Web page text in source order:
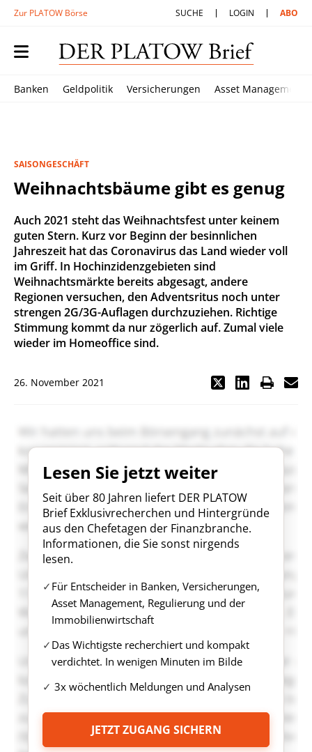
Zur PLATOW Börse SUCHE LOGIN ABO
Banken Geldpolitik Versicherungen Asset Management
SAISONGESCHÄFT
Weihnachtsbäume gibt es genug
Auch 2021 steht das Weihnachtsfest unter keinem
guten Stern. Kurz vor Beginn der besinnlichen
Jahreszeit hat das Coronavirus das Land wieder voll
im Griff. In Hochinzidenzgebieten sind
Weihnachtsmärkte bereits abgesagt, andere
Regionen versuchen, den Adventsritus noch unter
strengen 2G/3G-Auflagen durchzuziehen. Richtige
Stimmung kommt da nur zögerlich auf. Zumal viele
wieder im Homeoffice sind.
26. November 2021
Lesen Sie jetzt weiter
Seit über 80 Jahren liefert DER PLATOW
Brief Exklusivrecherchen und Hintergründe
aus den Chefetagen der Finanzbranche.
Informationen, die Sie sonst nirgends
lesen.
Für Entscheider in Banken, Versicherungen,
Asset Management, Regulierung und der
Immobilienwirtschaft
Das Wichtigste recherchiert und kompakt
verdichtet. In wenigen Minuten im Bilde
3x wöchentlich Meldungen und Analysen
JETZT ZUGANG SICHERN